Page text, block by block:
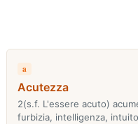
a
Acutezza
2(s.f. L'essere acuto)
furbizia, intelligenza,